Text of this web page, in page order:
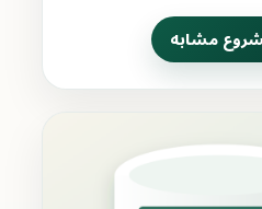
مشابه